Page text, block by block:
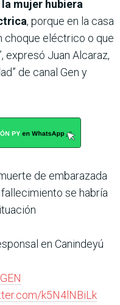
mujer hubiera
, porque en la casa
choque eléctrico o que
expresó Juan Alcaraz,
de canal Gen y
de embarazada
se habría
en Canindeyú
k5N4lNBiLk